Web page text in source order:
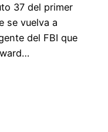
37 del primer
se vuelva a
del FBI que